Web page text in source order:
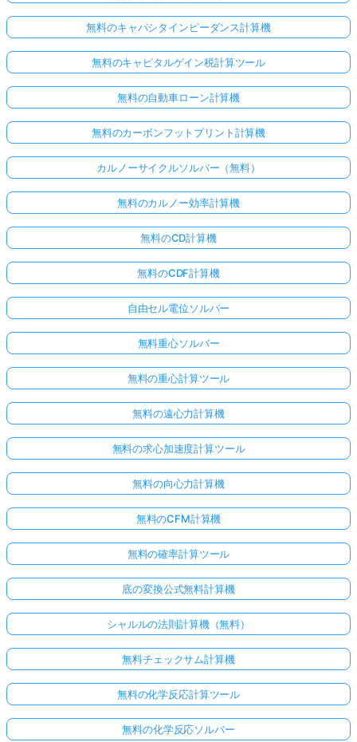
無料のキャパシタインピーダンス計算機
無料のキャピタルゲイン税計算ツール
無料の自動車ローン計算機
無料のカーボンフットプリント計算機
カルノーサイクルソルバー（無料）
無料のカルノー効率計算機
無料のCD計算機
無料のCDF計算機
自由セル電位ソルバー
無料重心ソルバー
無料の重心計算ツール
無料の遠心力計算機
無料の求心加速度計算ツール
無料の向心力計算機
無料のCFM計算機
無料の確率計算ツール
底の変換公式無料計算機
シャルルの法則計算機（無料）
無料チェックサム計算機
無料の化学反応計算ツール
無料の化学反応ソルバー